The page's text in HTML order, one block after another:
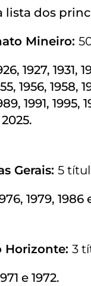
lista dos
Mineiro:
1927, 1931,
1956, 1958,
1991, 1995,
Gerais: 5
1979, 1986
Horizonte: 3
e 1972.